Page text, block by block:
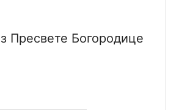
Пресвете Богородице